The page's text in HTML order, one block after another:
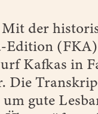
der
Edition
Kafkas in
Die
gute